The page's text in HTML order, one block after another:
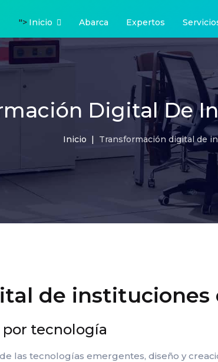
"> Inicio Abarca Expertos
Digital De
Inicio Transformación digital de
de instituciones
por tecnología
las tecnologías emergentes, diseño y